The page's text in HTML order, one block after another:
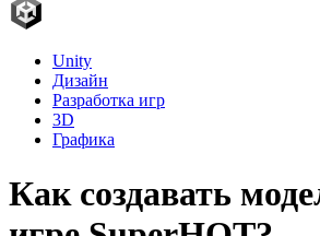
Unity
Дизайн
Разработка игр
3D
Графика
Как создавать